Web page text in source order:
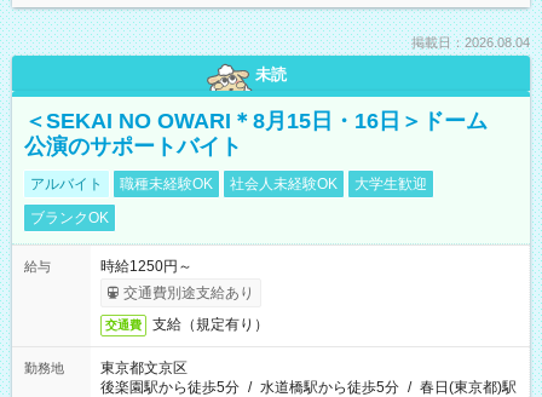
掲載日：2026.08.04
未読
＜SEKAI NO OWARI＊8月15日・16日＞ドーム
公演のサポートバイト
アルバイト 職種未経験OK 社会人未経験OK
大学生歓迎
ブランクOK
給与
時給1250円～
交通費別途支給あり
交通費 支給（規定有り）
勤務地
東京都文京区
後楽園駅から徒歩5分 / 水道橋駅から徒歩5分 / 春日(東京都)駅